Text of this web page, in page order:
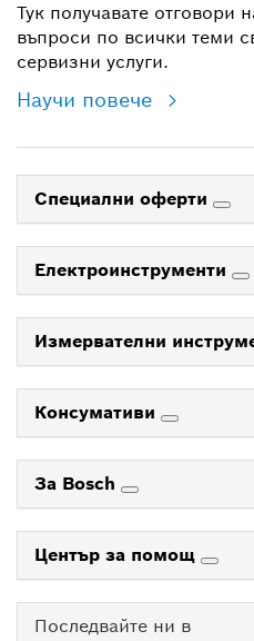
Тук получавате отговори
въпроси по всички теми
сервизни услуги.
Научи повече
Специални оферти
Електроинструменти
Измервателни
Консумативи
За Bosch
Център за помощ
Последвайте ни в